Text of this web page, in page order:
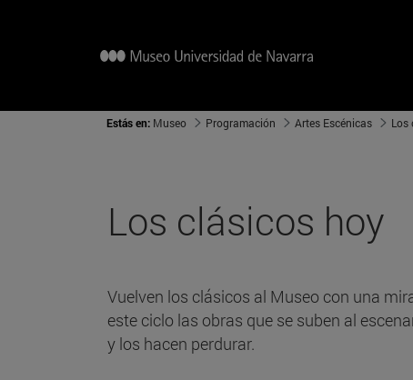
Estás en: Museo Programación Artes Escénicas Los
Los clásicos hoy
Vuelven los clásicos al Museo con una
este ciclo las obras que se suben al
y los hacen perdurar.